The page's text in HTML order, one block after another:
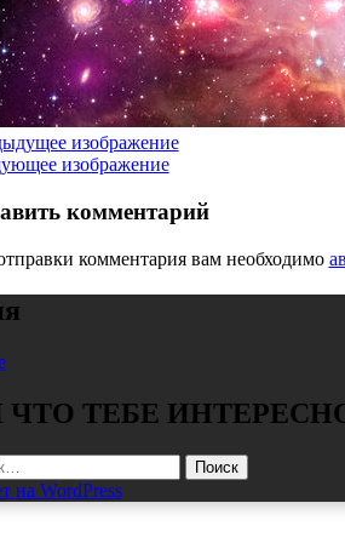
изображение
изображение
комментарий
комментария вам необходимо
ТЕБЕ
на WordPress